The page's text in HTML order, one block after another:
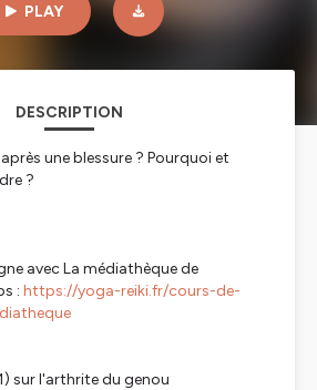
PLAY
DESCRIPTION
une blessure ? Pourquoi et
?
avec La médiathèque de
: https://yoga-reiki.fr/cours-de-
sur l'arthrite du genou